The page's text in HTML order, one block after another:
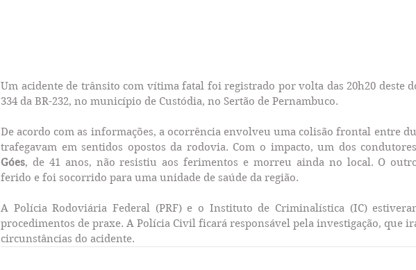
Um acidente de trânsito com vítima fatal foi registrado por volta das 20h20 deste
334 da BR-232, no município de Custódia, no Sertão de Pernambuco.
De acordo com as informações, a ocorrência envolveu uma colisão frontal entre
trafegavam em sentidos opostos da rodovia. Com o impacto, um dos condutores
Góes, de 41 anos, não resistiu aos ferimentos e morreu ainda no local. O
ferido e foi socorrido para uma unidade de saúde da região.
A Polícia Rodoviária Federal (PRF) e o Instituto de Criminalística (IC)
procedimentos de praxe. A Polícia Civil ficará responsável pela investigação, que
circunstâncias do acidente.